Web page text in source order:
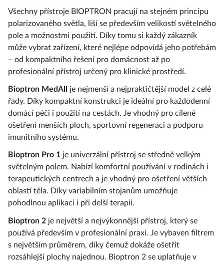
Všechny přístroje BIOPTRON pracují na stejném principu
polarizovaného světla, liší se především velikostí světelného
pole a možnostmi použití. Díky tomu si každý zákazník
může vybrat zařízení, které nejlépe odpovídá jeho potřebám
– od kompaktního řešení pro domácnost až po
profesionální přístroj určený pro klinické prostředí.
Bioptron MedAll
je nejmenší a nejpraktičtější model z celé
řady. Díky kompaktní konstrukci je ideální pro každodenní
domácí péči i použití na cestách. Je vhodný pro cílené
ošetření menších ploch, sportovní regeneraci a podporu
imunitního systému.
Bioptron Pro 1 je univerzální přístroj se středně velkým
světelným polem. Nabízí komfortní používání v rodinách i
terapeutických centrech a je vhodný pro ošetření větších
oblastí těla. Díky variabilním stojanům umožňuje
pohodlnou aplikaci i při delší terapii.
Bioptron 2 je největší a nejvýkonnější přístroj, který se
používá především v profesionální praxi. Je vybaven filtrem
s největším průměrem, díky čemuž dokáže ošetřit
rozsáhlejší plochy najednou. Bioptron 2 se uplatňuje v